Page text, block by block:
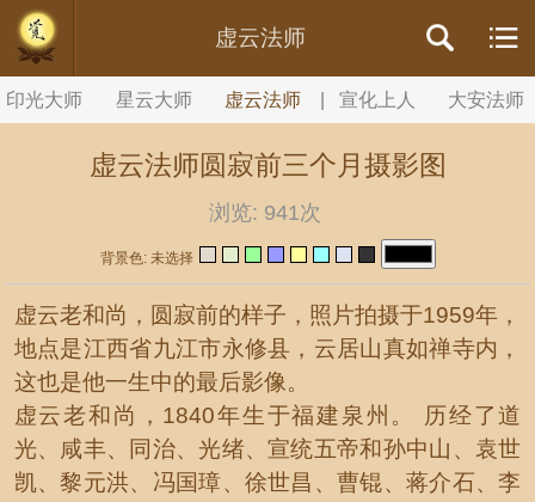
//内容文章背景颜色设置
虚云法师
印光大师 星云大师 虚云法师 | 宣化上人 大安法师
虚云法师圆寂前三个月摄影图
浏览: 941次
背景色: 未选择
虚云老和尚，圆寂前的样子，照片拍摄于1959年，
地点是江西省九江市永修县，云居山真如禅寺内，
这也是他一生中的最后影像。
虚云老和尚，1840年生于福建泉州。 历经了道
光、咸丰、同治、光绪、宣统五帝和孙中山、袁世
凯、黎元洪、冯国璋、徐世昌、曹锟、蒋介石、李